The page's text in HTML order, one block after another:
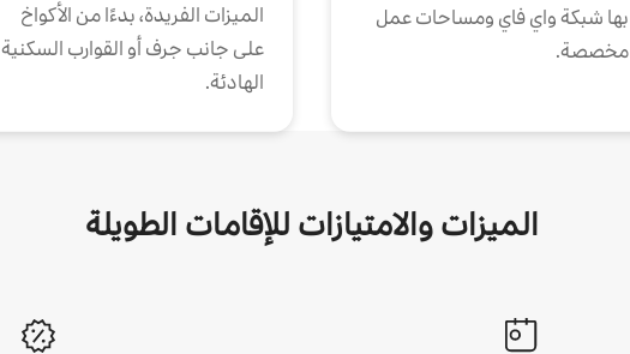
بها شبكة واي فاي ومساحات عمل
مخصصة.
الميزات الفريدة، بدءًا من الأكواخ
على جانب جرف أو القوارب السكنية
الهادئة.
الميزات والامتيازات للإقامات الطويلة